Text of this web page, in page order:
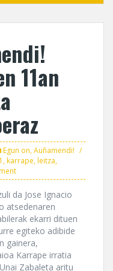
11an
Egun on, Auñamendi!
,karrape,leitza,
da Jose Ignacio
atsedenaren
ekarri dituen
egiteko adibide
gainera,
Karrape irratia
Zabaleta aritu